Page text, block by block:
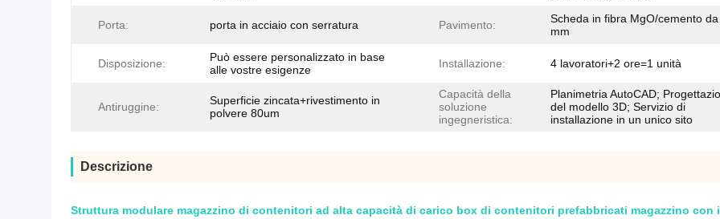
Porta: porta in acciaio con serratura Pavimento:
Scheda in fibra MgO/cemento da
mm
Disposizione:
Può essere personalizzato in base
alle vostre esigenze
Installazione: 4 lavoratori+2 ore=1 unità
Antiruggine:
Superficie zincata+rivestimento in
polvere 80um
Capacità della
soluzione
ingegneristica:
Planimetria AutoCAD;
del modello 3D; Servizio di
installazione in un unico sito
Descrizione
Struttura modulare magazzino di contenitori ad alta capacità di carico box di contenitori prefabbricati magazzino con